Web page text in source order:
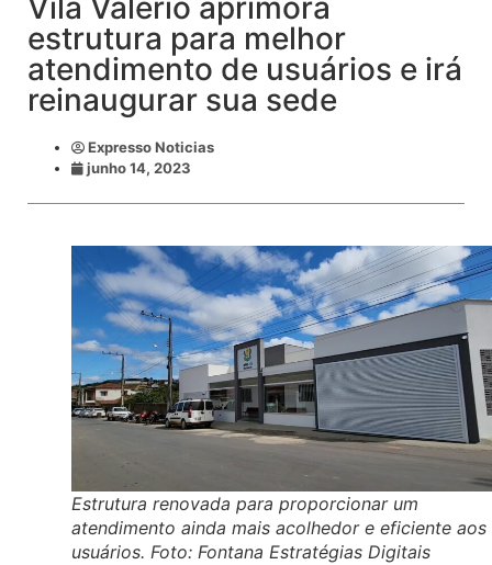
Vila Valério aprimora
estrutura para melhor
atendimento de usuários e irá
reinaugurar sua sede
Expresso Noticias
junho 14, 2023
Estrutura renovada para proporcionar um
atendimento ainda mais acolhedor e eficiente aos
usuários. Foto: Fontana Estratégias Digitais